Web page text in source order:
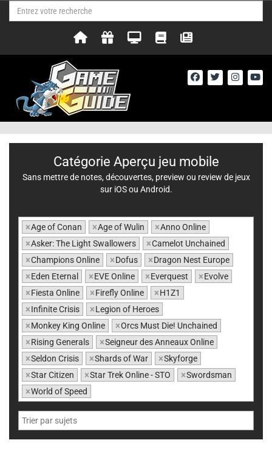
Catégorie Aperçu jeu mobile
Sans mettre de notes, découvertes, preview ou review de jeux
sur iOS ou Android.
×Age of Conan ×Age of Wulin ×Anno Online
×Asker: The Light Swallowers ×Camelot Unchained
×Champions Online ×Dofus ×Dragon Nest Europe
×Eden Eternal ×EVE Online ×Everquest ×Evolve
×Fiesta Online ×Firefly Online ×H1Z1
×Infinite Crisis ×Legion of Heroes
×Monkey King Online ×Orcs Must Die! Unchained
×Rising Generals ×Seigneur des Anneaux Online
×Seldon Crisis ×Shards of War ×Skyforge
×Star Citizen ×Star Trek Online - STO ×Swordsman
×World of Speed